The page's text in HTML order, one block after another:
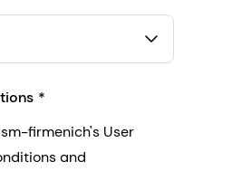
firmenich's User
and